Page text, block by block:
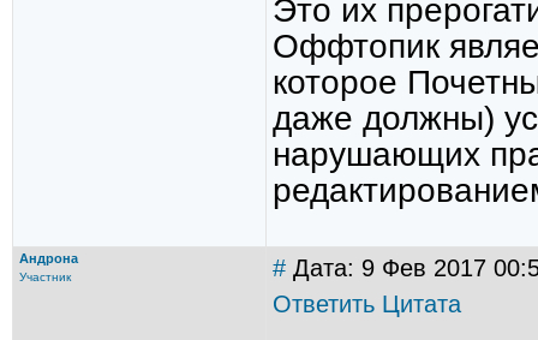
Это их
Оффтопик
которое
даже должны)
нарушающих
Андрона
Участник # Дата: 9 Фев 2017
Ответить Цитата